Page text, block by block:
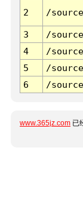
2 /
3 /
4
/
5
/
6
/
www.365jz.com 已